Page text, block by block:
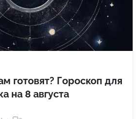
готовят? Гороскоп для
на 8 августа